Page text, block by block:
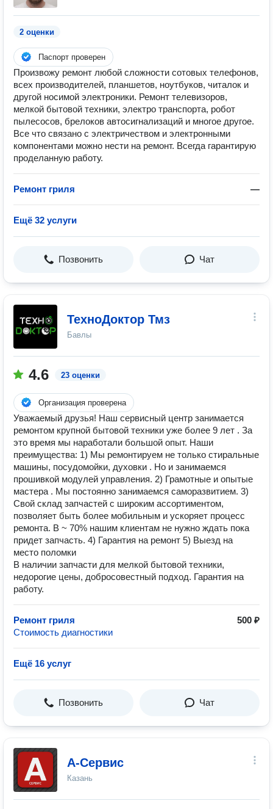
2 оценки
Паспорт проверен
Произвожу ремонт любой сложности сотовых телефонов,
всех производителей, планшетов, ноутбуков, читалок и
другой носимой электроники. Ремонт телевизоров,
мелкой бытовой техники, электро транспорта, робот
пылесосов, брелоков автосигнализаций и многое другое.
Все что связано с электричеством и электронными
компонентами можно нести на ремонт. Всегда гарантирую
проделанную работу.
Ремонт гриля —
Ещё 32 услуги
Позвонить Чат
ТехноДоктор Тмз
Бавлы
4.6 23 оценки
Организация проверена
Уважаемый друзья! Наш сервисный центр занимается
ремонтом крупной бытовой техники уже более 9 лет . За
это время мы наработали большой опыт. Наши
преимущества: 1) Мы ремонтируем не только стиральные
машины, посудомойки, духовки . Но и занимаемся
прошивкой модулей управления. 2) Грамотные и опытые
мастера . Мы постоянно занимаемся саморазвитием. 3)
Свой склад запчастей с широким ассортиментом,
позволяет быть более мобильным и ускоряет процесс
ремонта. В ~ 70% нашим клиентам не нужно ждать пока
придет запчасть. 4) Гарантия на ремонт 5) Выезд на
место поломки
В наличии запчасти для мелкой бытовой техники,
недорогие цены, добросовестный подход. Гарантия на
работу.
Ремонт гриля
500 ₽
Стоимость диагностики
Ещё 16 услуг
Позвонить Чат
А-Сервис
Казань